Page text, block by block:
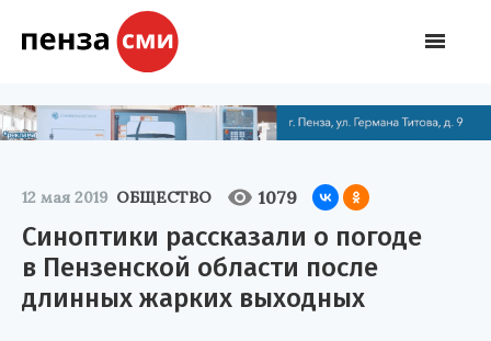
12 мая 2019 ОБЩЕСТВО 1079
Синоптики рассказали о погоде
в Пензенской области после
длинных жарких выходных